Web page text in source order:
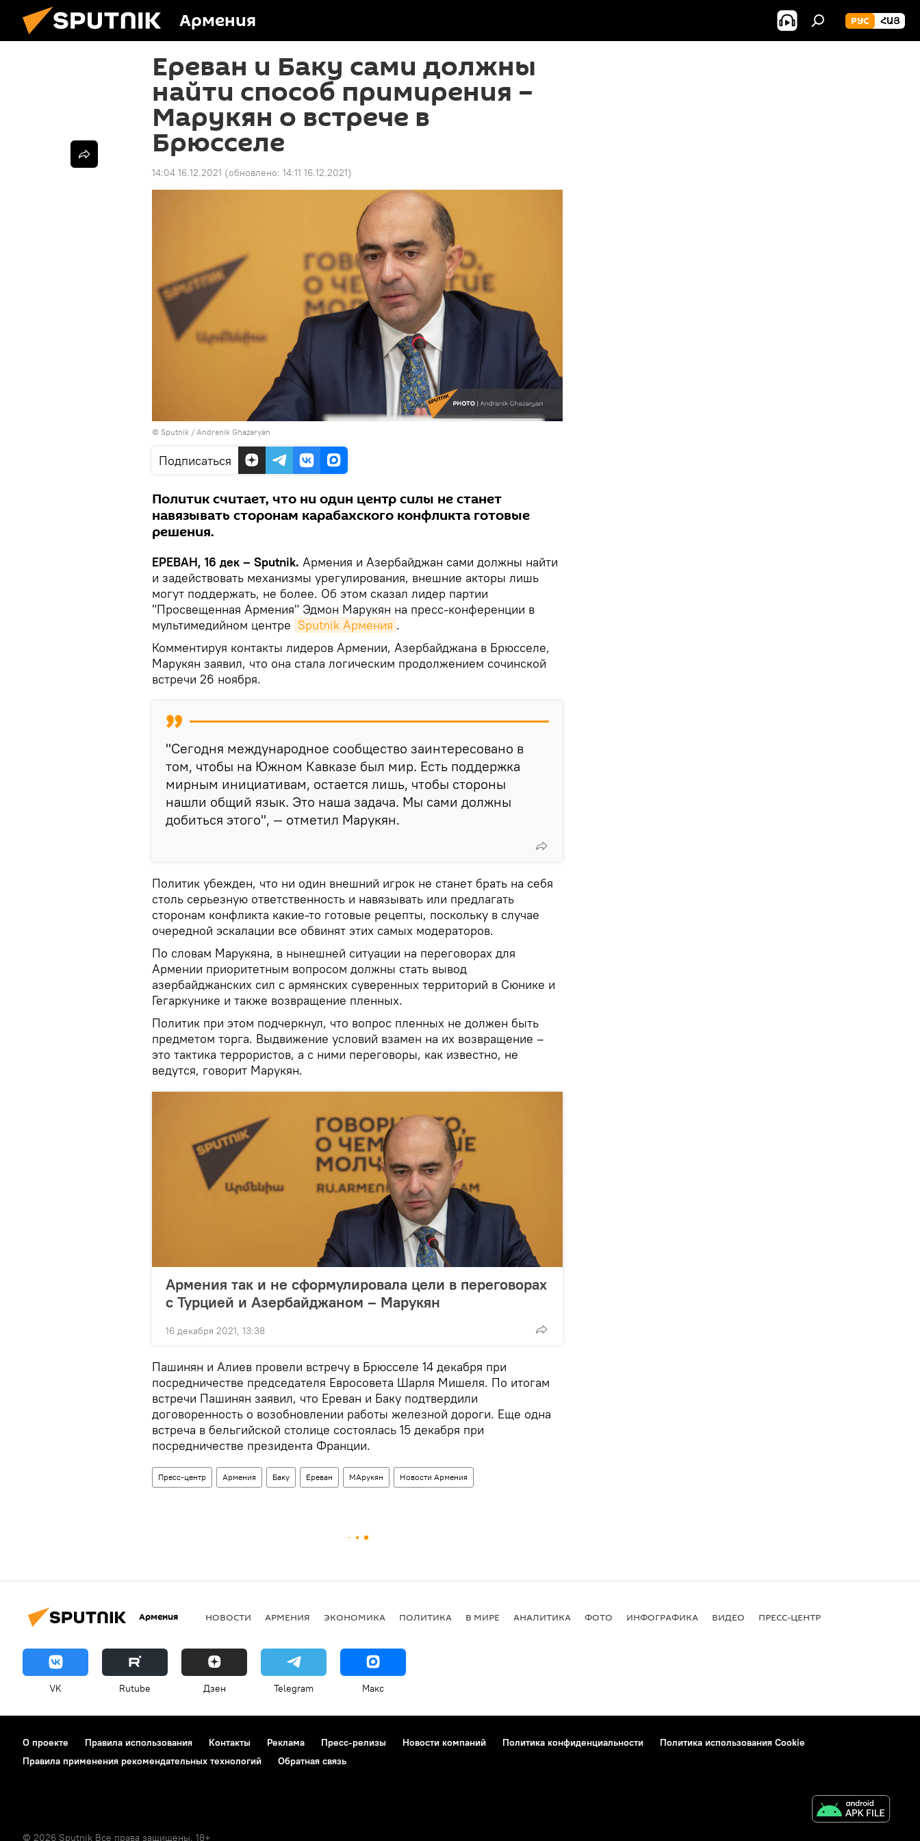
Армения РУС ՀԱՅ
Ереван и Баку сами должны
найти способ примирения –
Марукян о встрече в
Брюсселе
14:04 16.12.2021 (обновлено: 14:11 16.12.2021)
© Sputnik / Andranik Ghazaryan
Подписаться
Политик считает, что ни один центр силы не станет
навязывать сторонам карабахского конфликта готовые
решения.
ЕРЕВАН, 16 дек – Sputnik. Армения и Азербайджан сами должны найти
и задействовать механизмы урегулирования, внешние акторы лишь
могут поддержать, не более. Об этом сказал лидер партии
"Просвещенная Армения" Эдмон Марукян на пресс-конференции в
мультимедийном центре Sputnik Армения .
Комментируя контакты лидеров Армении, Азербайджана в Брюсселе,
Марукян заявил, что она стала логическим продолжением сочинской
встречи 26 ноября.
"Сегодня международное сообщество заинтересовано в
том, чтобы на Южном Кавказе был мир. Есть поддержка
мирным инициативам, остается лишь, чтобы стороны
нашли общий язык. Это наша задача. Мы сами должны
добиться этого", — отметил Марукян.
Политик убежден, что ни один внешний игрок не станет брать на себя
столь серьезную ответственность и навязывать или предлагать
сторонам конфликта какие-то готовые рецепты, поскольку в случае
очередной эскалации все обвинят этих самых модераторов.
По словам Марукяна, в нынешней ситуации на переговорах для
Армении приоритетным вопросом должны стать вывод
азербайджанских сил с армянских суверенных территорий в Сюнике и
Гегаркунике и также возвращение пленных.
Политик при этом подчеркнул, что вопрос пленных не должен быть
предметом торга. Выдвижение условий взамен на их возвращение –
это тактика террористов, а с ними переговоры, как известно, не
ведутся, говорит Марукян.
Армения так и не сформулировала цели в переговорах
с Турцией и Азербайджаном – Марукян
16 декабря 2021, 13:38
Пашинян и Алиев провели встречу в Брюсселе 14 декабря при
посредничестве председателя Евросовета Шарля Мишеля. По итогам
встречи Пашинян заявил, что Ереван и Баку подтвердили
договоренность о возобновлении работы железной дороги. Еще одна
встреча в бельгийской столице состоялась 15 декабря при
посредничестве президента Франции.
Пресс-центр Армения Баку Ереван МАрукян Новости Армения
Армения НОВОСТИ АРМЕНИЯ ЭКОНОМИКА ПОЛИТИКА В МИРЕ АНАЛИТИКА ФОТО ИНФОГРАФИКА ВИДЕО ПРЕСС-ЦЕНТР
VK Rutube Дзен Telegram Макс
О проекте Правила использования Контакты Реклама Пресс-релизы Новости компаний Политика конфиденциальности
Политика использования Cookie
Правила применения рекомендательных технологий
Обратная связь
© 2026 Sputnik Все права защищены. 18+